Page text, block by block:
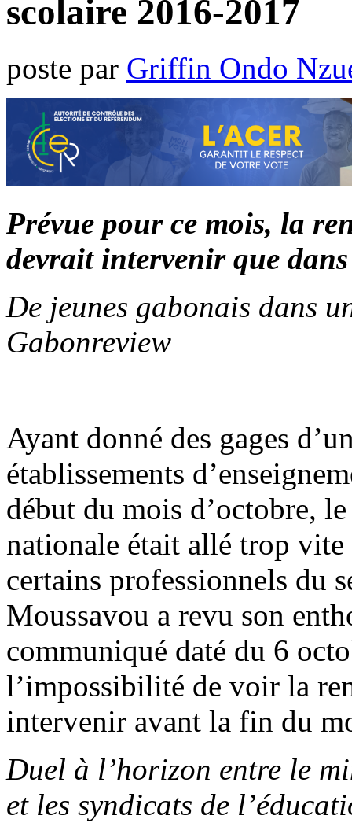
scolaire 2016-2017
poste par Griffin Ondo
Prévue pour ce mois, la
devrait intervenir que
De jeunes gabonais dans
Gabonreview
Ayant donné des gages
établissements
début du mois d’octobre,
nationale était allé trop vite
certains professionnels du
Moussavou a revu son
communiqué daté du 6
l’impossibilité de voir la
intervenir avant la fin du
Duel à l’horizon entre le
et les syndicats de